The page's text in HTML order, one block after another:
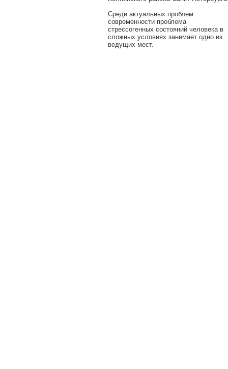
Среди актуальных проблем
современности проблема
стрессогенных состояний человека в
сложных условиях занимает одно из
ведущих мест.